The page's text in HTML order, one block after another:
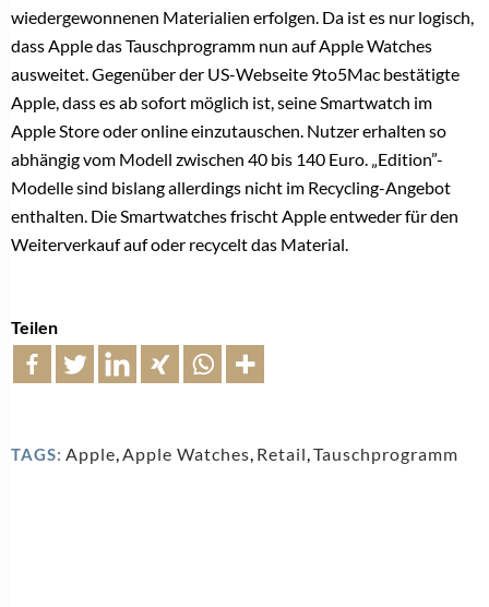
wiedergewonnenen Materialien erfolgen. Da ist es nur logisch,
dass Apple das Tauschprogramm nun auf Apple Watches
ausweitet. Gegenüber der US-Webseite 9to5Mac bestätigte
Apple, dass es ab sofort möglich ist, seine Smartwatch im
Apple Store oder online einzutauschen. Nutzer erhalten so
abhängig vom Modell zwischen 40 bis 140 Euro. „Edition”-
Modelle sind bislang allerdings nicht im Recycling-Angebot
enthalten. Die Smartwatches frischt Apple entweder für den
Weiterverkauf auf oder recycelt das Material.
Teilen
TAGS: Apple Apple Watches Retail Tauschprogramm